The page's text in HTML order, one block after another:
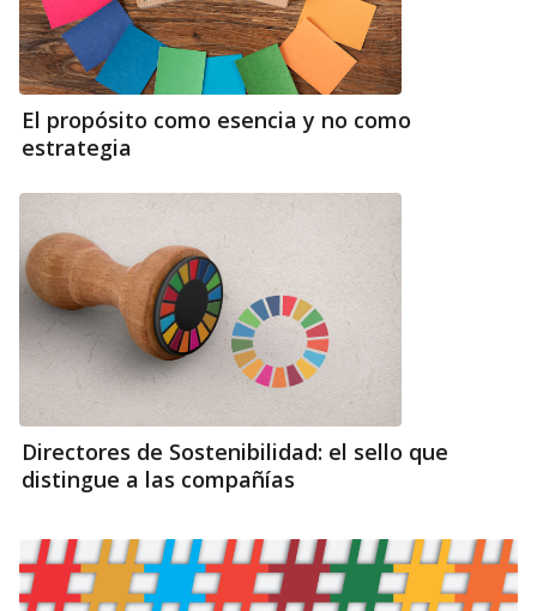
El propósito como esencia y no como
estrategia
Directores de Sostenibilidad: el sello que
distingue a las compañías